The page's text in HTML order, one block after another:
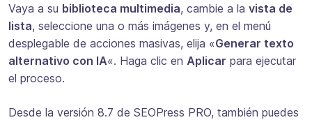
Vaya a su biblioteca multimedia, cambie a la vista de
lista, seleccione una o más imágenes y, en el menú
desplegable de acciones masivas, elija «Generar texto
alternativo con IA«. Haga clic en Aplicar para ejecutar
el proceso.
Desde la versión 8.7 de SEOPress PRO, también puedes